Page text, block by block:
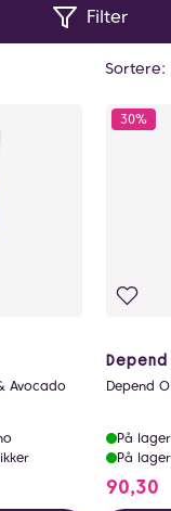
Filter
Sortere:
Avocado
for 79 NOK,
30%
Depend
Depend
På
På
90,30